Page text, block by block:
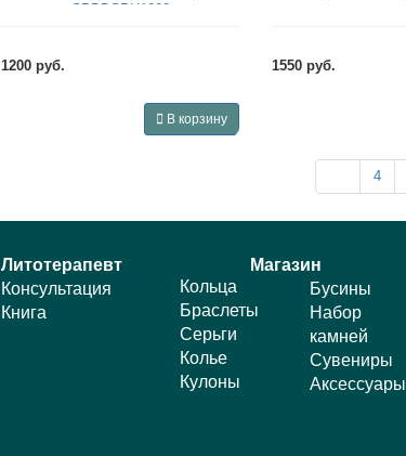
SPBDSPH1020
1200 руб.
В корзину
1550 руб.
4
Литотерапевт
Консультация
Книга
Магазин
Кольца
Браслеты
Серьги
Колье
Кулоны
Бусины
Набор
камней
Сувениры
Аксессуары